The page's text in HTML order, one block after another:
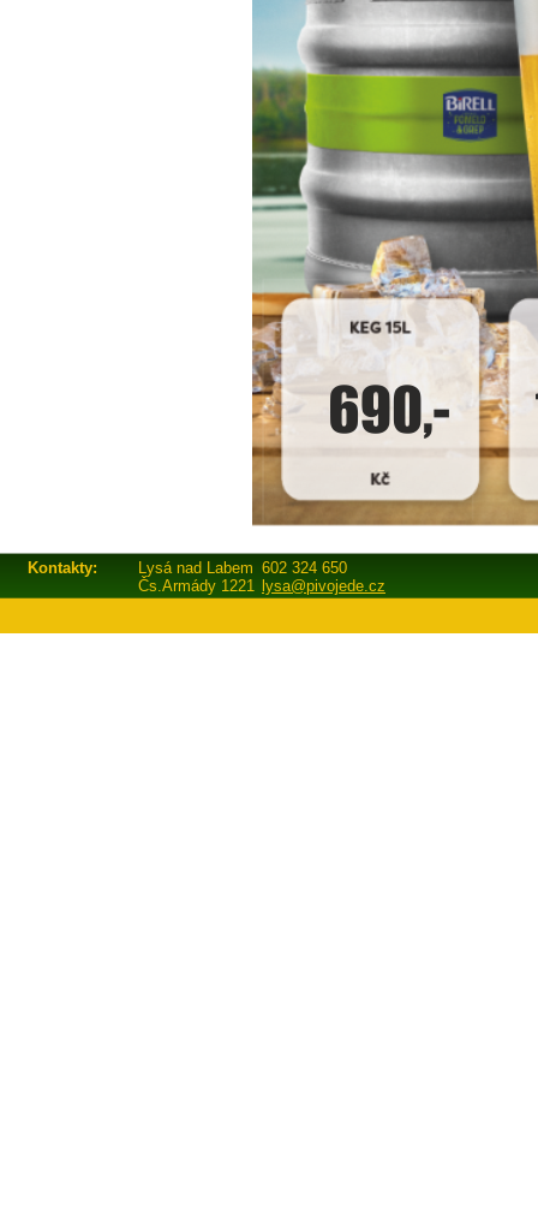
Kontakty: Lysá nad Labem 602 324 650
Čs.Armády 1221 lysa@pivojede.cz